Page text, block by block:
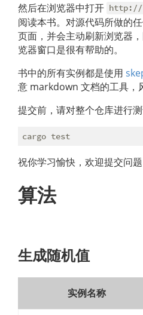
然后在浏览器中打开 http://
阅读本书。对源代码所做的
页面，并会主动刷新浏览器
览器窗口是很有帮助的。
书中的所有实例都是使用
意 markdown 文档的工具，
提交前，请对整个仓库进行测
祝你学习愉快，欢迎提交问题
算法
生成随机值
实例名称